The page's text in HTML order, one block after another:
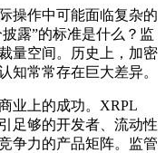
操作中可能面临复杂的
露”的标准是什么？监
量空间。历史上，加密
知常常存在巨大差异。
业上的成功。XRPL
足够的开发者、流动性
争力的产品矩阵。监管